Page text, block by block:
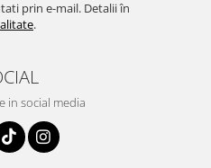
prin e-mail. Detalii în
.
in social media